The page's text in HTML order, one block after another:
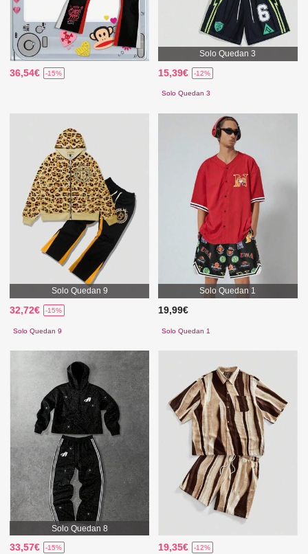
36,54€ -15%
Solo Quedan 3
15,39€ -12%
Solo Quedan 3
Solo Quedan 9
32,72€ -15%
Solo Quedan 9
Solo Quedan 1
19,99€
Solo Quedan 1
Solo Quedan 8
33,57€ -15% 19,35€ -12%